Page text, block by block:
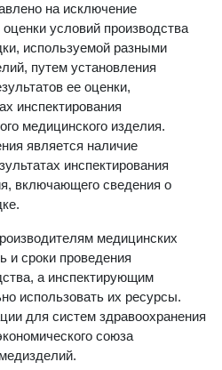
на исключение
условий производства
используемой разными
путем установления
ее оценки,
инспектирования
медицинского изделия.
является наличие
инспектирования
включающего сведения о
медицинских
и сроки проведения
а инспектирующим
использовать их ресурсы.
для систем здравоохранения
союза